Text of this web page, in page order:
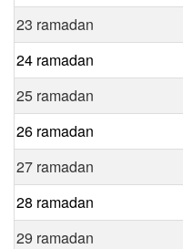
23 ramadan
24 ramadan
25 ramadan
26 ramadan
27 ramadan
28 ramadan
29 ramadan